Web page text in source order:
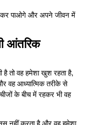
कर पाओगे और अपने जीवन में
आंतरिक
है तो वह हमेशा खुश रहता है,
वह आध्यात्मिक तरीके से
के बीच में रहकर भी वह
नहीं करता है और वह हमेशा